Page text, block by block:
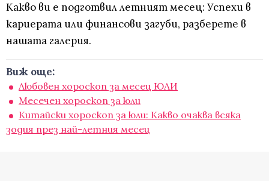
Какво ви е подготвил летният месец: Успехи в
кариерата или финансови загуби, разберете в
нашата галерия.
Виж още:
Любовен хороскоп за месец ЮЛИ
Месечен хороскоп за юли
Китайски хороскоп за юли: Какво очаква всяка
зодия през най-летния месец